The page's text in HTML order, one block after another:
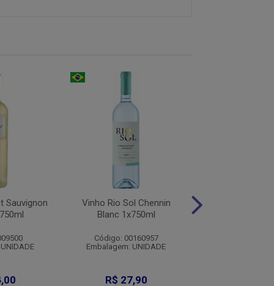
Sauvignon
Vinho Rio Sol Chennin
Blanc 1x750ml
Código: 00160957
Embalagem: UNIDADE
R$ 27,90